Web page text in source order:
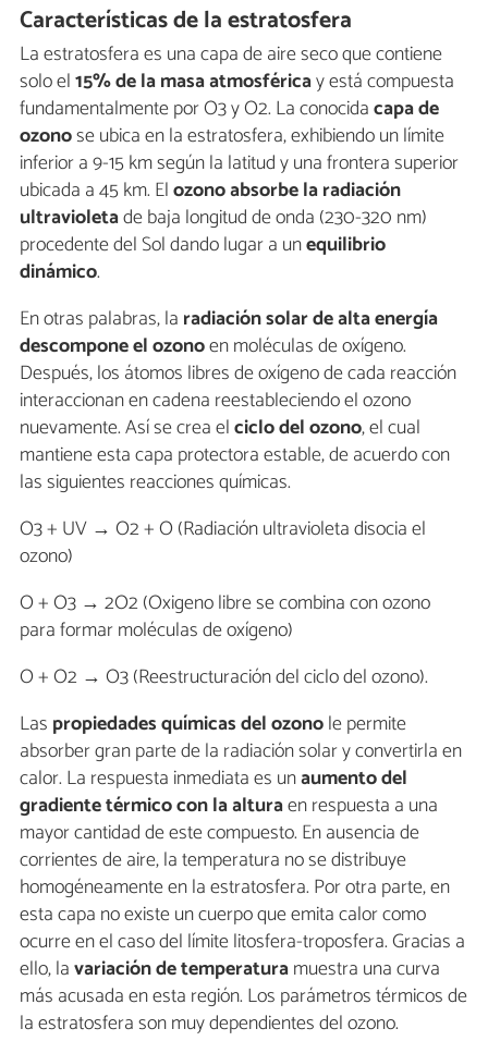
Características de la estratosfera
La estratosfera es una capa de aire seco que contiene
solo el15% de la masa atmosféricay está compuesta
fundamentalmente por O3 y O2. La conocidacapa de
ozonose ubica en la estratosfera, exhibiendo un límite
inferior a 9-15 km según la latitud y una frontera superior
ubicada a 45 km. Elozono absorbe la radiación
ultravioletade baja longitud de onda (230-320 nm)
procedente del Sol dando lugar a unequilibrio
dinámico.
En otras palabras, la radiación solar de alta energía
descompone el ozonoen moléculas de oxígeno.
Después, los átomos libres de oxígeno de cada reacción
interaccionan en cadena reestableciendo el ozono
nuevamente. Así se crea elciclo del ozono, el cual
mantiene esta capa protectora estable, de acuerdo con
las siguientes reacciones químicas.
O3 + UV → O2 + O (Radiación ultravioleta disocia el
ozono)
O + O3 → 2O2 (Oxigeno libre se combina con ozono
para formar moléculas de oxígeno)
O + O2 → O3 (Reestructuración del ciclo del ozono).
Las propiedades químicas del ozonole permite
absorber gran parte de la radiación solar y convertirla en
calor. La respuesta inmediata es unaumento del
gradiente térmico con la alturaen respuesta a una
mayor cantidad de este compuesto. En ausencia de
corrientes de aire, la temperatura no se distribuye
homogéneamente en la estratosfera. Por otra parte, en
esta capa no existe un cuerpo que emita calor como
ocurre en el caso del límite litosfera-troposfera. Gracias a
ello, lavariación de temperaturamuestra una curva
más acusada en esta región. Los parámetros térmicos de
la estratosfera son muy dependientes del ozono.